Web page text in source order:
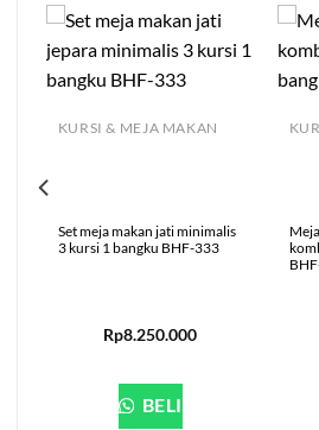
Belitung, Kalimantan Utara,
Sumatera Selatan, Kalimantan Timur,
KURSI & MEJA MAKAN
Set meja makan jati minimalis
3 kursi 1 bangku BHF-333
Rp8.250.000
BELI